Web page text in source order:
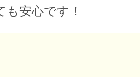
安心です！